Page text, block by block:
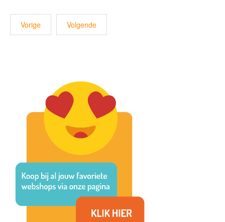
Vorige Volgende